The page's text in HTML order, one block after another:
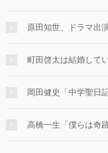
原田知世、ドラマ出
町田啓太は結婚して
岡田健史「中学聖日
高橋一生「僕らは奇